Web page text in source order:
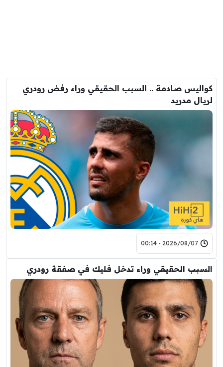
كواليس صادمة .. السبب الحقيقي وراء رفض رودري
لريال مدريد
2026/08/07 - 00:14
السبب الحقيقي وراء تدخل فليك في صفقة رودري